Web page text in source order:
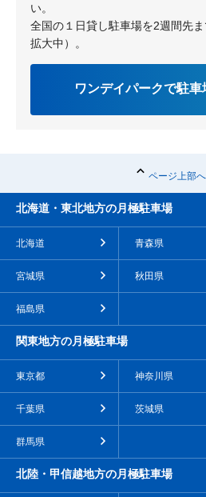
い。
全国の１日貸し駐車場を2週間先
拡大中）。
ワンデイパークで駐
ページ上部
北海道・東北地方の月極駐車場
北海道 青森県
宮城県 秋田県
福島県
関東地方の月極駐車場
東京都 神奈川県
千葉県 茨城県
群馬県
北陸・甲信越地方の月極駐車場